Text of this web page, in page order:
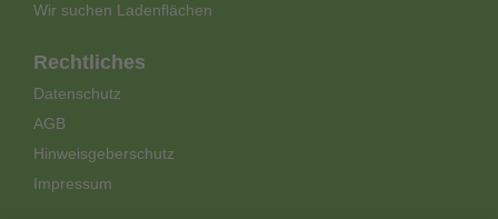
Wir suchen Ladenflächen
Rechtliches
Datenschutz
AGB
Hinweisgeberschutz
Impressum